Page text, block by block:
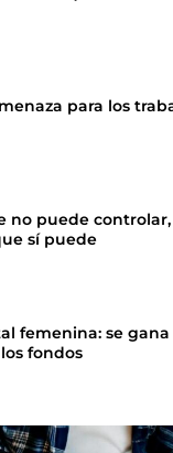
para los
no puede
sí puede
femenina: se
fondos